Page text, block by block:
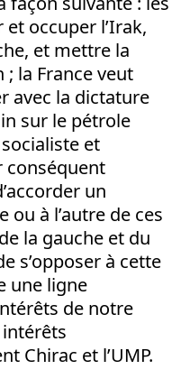
occuper l’Irak,
et mettre la
la France veut
avec la dictature
sur le pétrole
et
conséquent
un
ou à l’autre de ces
la gauche et du
s’opposer à cette
une ligne
de notre
intérêts
Chirac et l’UMP.